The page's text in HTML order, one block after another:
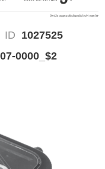
ID 1027525
0000_$2